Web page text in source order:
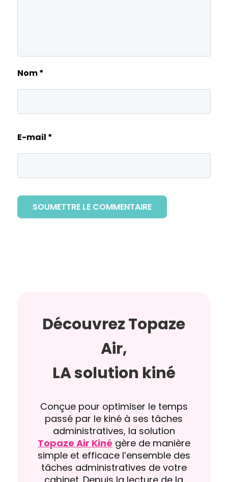
Nom*
E-mail *
SOUMETTRE LE COMMENTAIRE
Découvrez Topaze
Air,
LA solution kiné
Conçue pour optimiser le temps
passé par le kiné à ses tâches
administratives, la solution
Topaze Air Kiné gère de manière
simple et efficace l’ensemble des
tâches administratives de votre